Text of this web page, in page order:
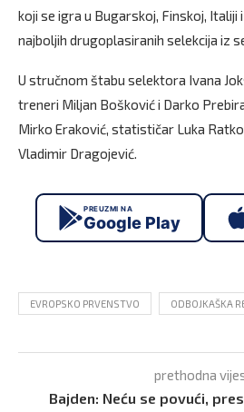
koji se igra u Bugarskoj, Finskoj, Italiji
najboljih drugoplasiranih selekcija iz
U stručnom štabu selektora Ivana
treneri Miljan Bošković i Darko
Mirko Eraković, statističar Luka
Vladimir Dragojević.
PREUZMI NA
Google Play
EVROPSKO PRVENSTVO ODBOJKAŠKA
prethodna
Bajden: Neću se povući,